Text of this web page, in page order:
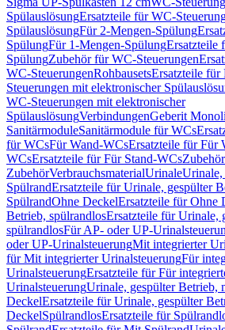
SpülauslösungErsatzteile für WC-
SpülauslösungFür 2-Mengen-Spülung
SpülungFür 1-Mengen-SpülungErsatzteile
SpülungZubehör für WC-Steuerungen
WC-SteuerungenRohbausetsErsatzteile für
Steuerungen mit elektronischer
WC-Steuerungen mit elektronischer
SpülauslösungVerbindungenGeberit
SanitärmoduleSanitärmodule für WCs
für WCsFür Wand-WCsErsatzteile für Für
WCsErsatzteile für Für Stand-WCsZubehör
ZubehörVerbrauchsmaterialUrinaleUrinale,
SpülrandErsatzteile für Urinale, gespülter
SpülrandOhne DeckelErsatzteile für Ohne
Betrieb, spülrandlosErsatzteile für Urinale,
spülrandlosFür AP- oder UP-
oder UP-UrinalsteuerungMit integrierter
für Mit integrierter UrinalsteuerungFür
UrinalsteuerungErsatzteile für Für
UrinalsteuerungUrinale, gespülter Betrieb,
DeckelErsatzteile für Urinale, gespülter
DeckelSpülrandlosErsatzteile für